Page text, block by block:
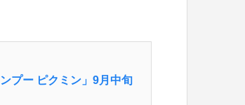
プー ピクミン」9月中旬